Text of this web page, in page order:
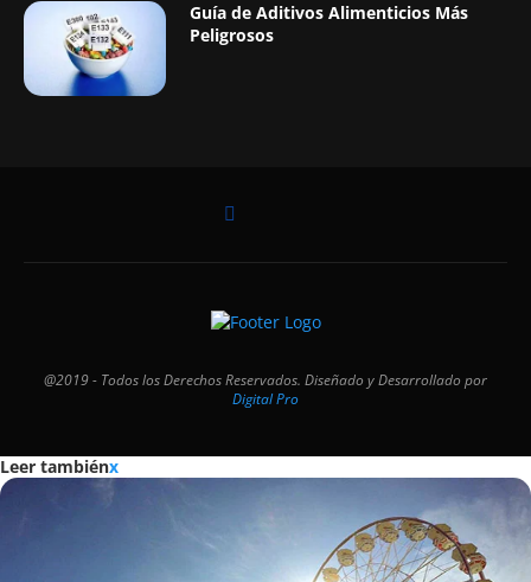
Guía de Aditivos Alimenticios Más
Peligrosos
@2019 - Todos los Derechos Reservados. Diseñado y Desarrollado por
Digital Pro
Leer tambiénx